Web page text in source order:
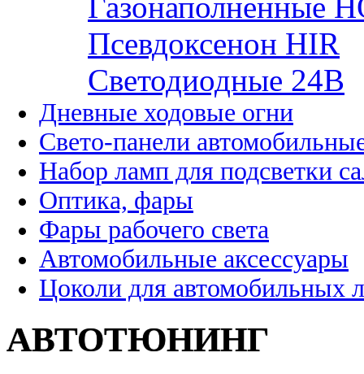
Псевдоксенон HIR
Cветодиодные 24B
Дневные ходовые огни
Свето-панели
Набор ламп для подсветки
Оптика, фары
Фары рабочего света
Автомобильные аксессуары
Цоколи для автомобильных
АВТОТЮНИНГ